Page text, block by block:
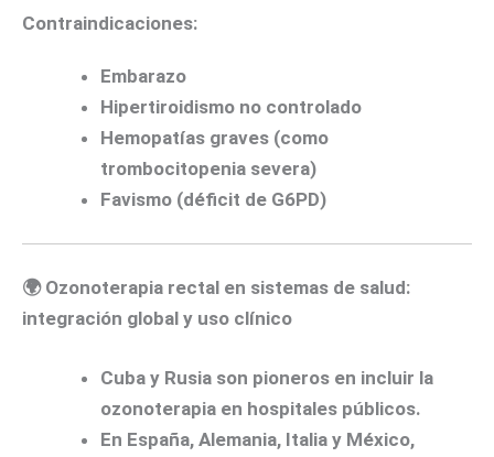
Contraindicaciones:
Embarazo
Hipertiroidismo no controlado
Hemopatías graves (como
trombocitopenia severa)
Favismo (déficit de G6PD)
🌍 Ozonoterapia rectal en sistemas de salud:
integración global y uso clínico
Cuba y Rusia son pioneros en incluir la
ozonoterapia en hospitales públicos.
En España, Alemania, Italia y México,